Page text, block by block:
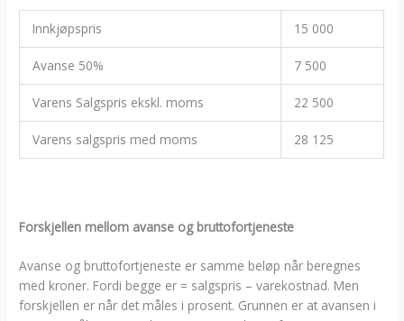
Innkjøpspris 15 000
Avanse 50% 7 500
Varens Salgspris ekskl. moms 22 500
Varens salgspris med moms 28 125
Forskjellen mellom avanse og bruttofortjeneste
Avanse og bruttofortjeneste er samme beløp når beregnes
med kroner. Fordi begge er = salgspris – varekostnad. Men
forskjellen er når det måles i prosent. Grunnen er at avansen i